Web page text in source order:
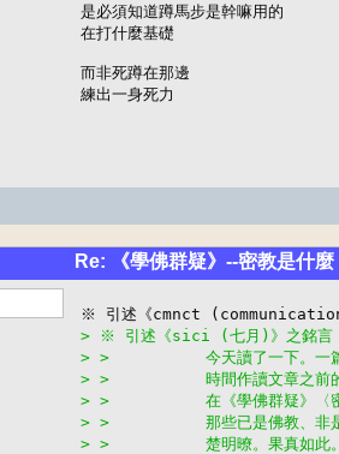
是必須知道蹲馬步是幹嘛用的
在打什麼基礎
而非死蹲在那邊
練出一身死力
Re: 《學佛群疑》--密教是什麼
> ※ 引述《sici (七月)》之銘言
> >          今天讀了一下。一篇
> >          時間作讀文章之前的
> >          在《學佛群疑》〈密
> >          那些已是佛教、非是
> >          楚明暸。果真如此。